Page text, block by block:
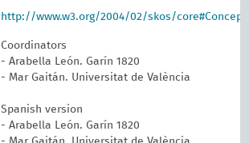
http://www.w3.org/2004/02/skos/
Coordinators
- Arabella León. Garín 1820
- Mar Gaitán. Universitat de València
Spanish version
- Arabella León. Garín 1820